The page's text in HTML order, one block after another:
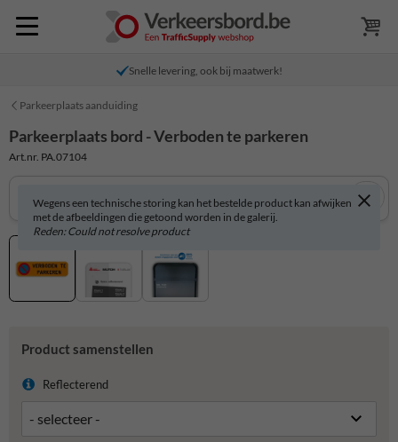
Snelle levering, ook bij maatwerk!
Parkeerplaats aanduiding
Parkeerplaats bord - Verboden te parkeren
Art.nr. PA.07104
Wegens een technische storing kan het bestelde product kan afwijken
met de afbeeldingen die getoond worden in de galerij.
Reden: Could not resolve product
Product samenstellen
Reflecterend